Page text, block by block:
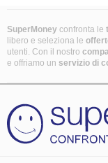
SuperMoney confronta le
libero e seleziona le
utenti. Con il nostro
e offriamo un servizio di